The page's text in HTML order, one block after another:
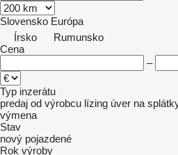
Slovensko Európa
Írsko
Rumunsko
Cena
–
Typ inzerátu
predaj od výrobcu lízing úver na
výmena
Stav
nový pojazdené
Rok výroby